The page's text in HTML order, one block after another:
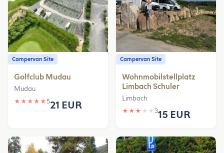
Campervan Site
Golfclub Mudau
Mudau
★ ★ ★ ★ ★521 EUR
Campervan Site
Wohnmobilstellplatz
Limbach Schuler
Limbach
★ ★ ★ ★ ★ 315 EUR